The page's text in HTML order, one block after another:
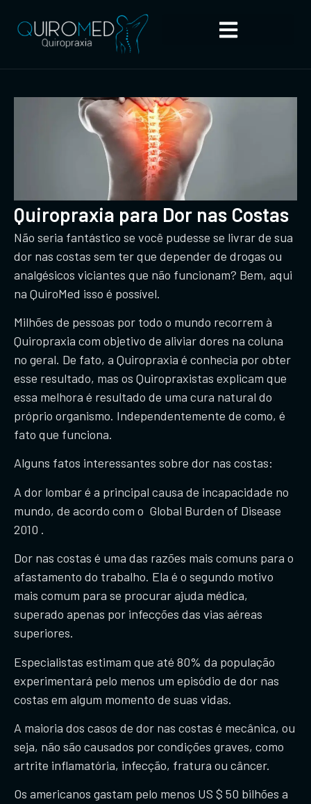
Quiropraxia para Dor nas Costas
Não seria fantástico se você pudesse se livrar de sua
dor nas costas sem ter que depender de drogas ou
analgésicos viciantes que não funcionam? Bem, aqui
na QuiroMed isso é possível.
​Milhões de pessoas por todo o mundo recorrem à
Quiropraxia com objetivo de aliviar dores na coluna
no geral. De fato, a Quiropraxia é conhecia por obter
esse resultado, mas os Quiropraxistas explicam que
essa melhora é resultado de uma cura natural do
próprio organismo. Independentemente de como, é
fato que funciona.
Alguns fatos interessantes sobre dor nas costas:
A dor lombar é a principal causa de incapacidade no
mundo, de acordo com o Global Burden of Disease
2010 .
Dor nas costas é uma das razões mais comuns para o
afastamento do trabalho. Ela é o segundo motivo
mais comum para se procurar ajuda médica,
superado apenas por infecções das vias aéreas
superiores.
Especialistas estimam que até 80% da população
experimentará pelo menos um episódio de dor nas
costas em algum momento de suas vidas.
A maioria dos casos de dor nas costas é mecânica, ou
seja, não são causados ​​por condições graves, como
artrite inflamatória, infecção, fratura ou câncer.
Os americanos gastam pelo menos US $ 50 bilhões a